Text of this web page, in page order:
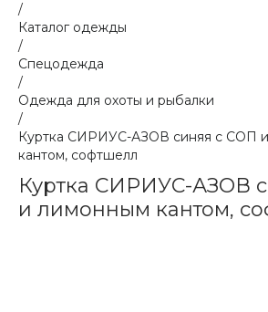
/
Каталог одежды
/
Спецодежда
/
Одежда для охоты и рыбалки
/
Куртка СИРИУС-АЗОВ синяя с СОП
кантом, софтшелл
Куртка СИРИУС-АЗОВ
и лимонным кантом,